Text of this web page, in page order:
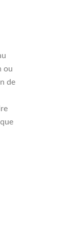
ou
de